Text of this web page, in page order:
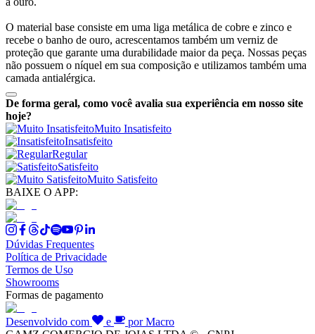
O material base consiste em uma liga metálica de cobre e zinco e
recebe o banho de ouro, acrescentamos também um verniz de
proteção que garante uma durabilidade maior da peça. Nossas peças
não possuem o níquel em sua composição e utilizamos também uma
camada antialérgica.
De forma geral, como você avalia sua experiência em nosso site
hoje?
Muito Insatisfeito
Insatisfeito
Regular
Satisfeito
Muito Satisfeito
BAIXE O APP:
Dúvidas Frequentes
Política de Privacidade
Termos de Uso
Showrooms
Formas de pagamento
Desenvolvido com e
por Macro